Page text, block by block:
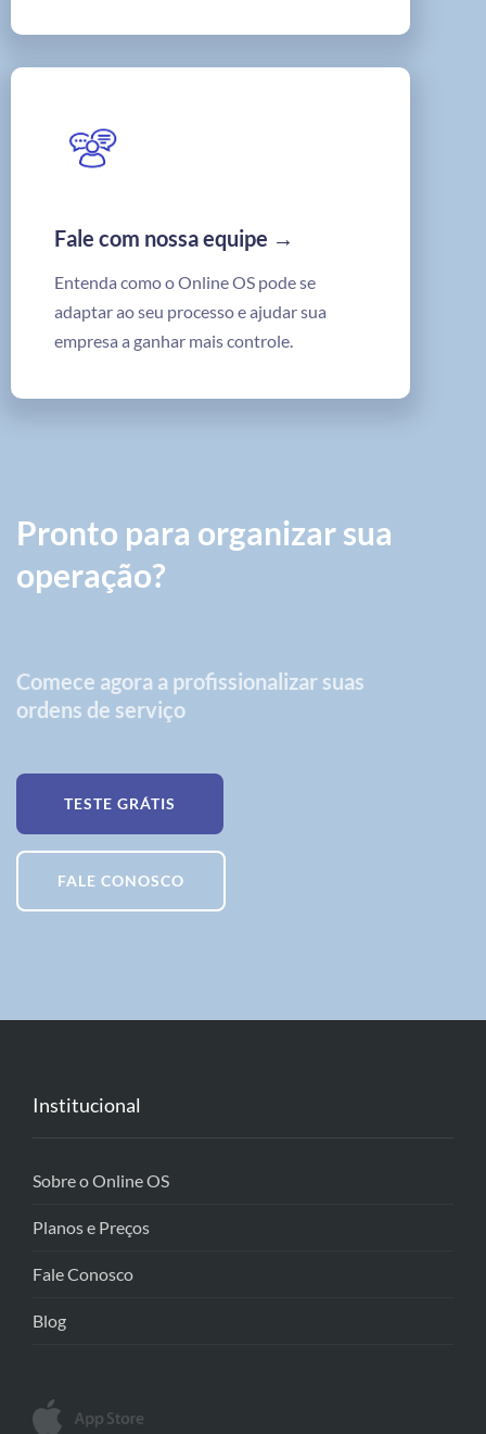
Fale com nossa equipe →
Entenda como o Online OS pode se
adaptar ao seu processo e ajudar sua
empresa a ganhar mais controle.
Pronto para organizar sua
operação?
Comece agora a profissionalizar suas
ordens de serviço
TESTE GRÁTIS
FALE CONOSCO
Institucional
Sobre o Online OS
Planos e Preços
Fale Conosco
Blog